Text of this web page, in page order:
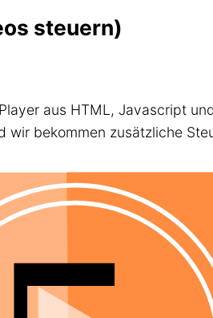
steuern)
aus HTML, Javascript
wir bekommen zusätzliche